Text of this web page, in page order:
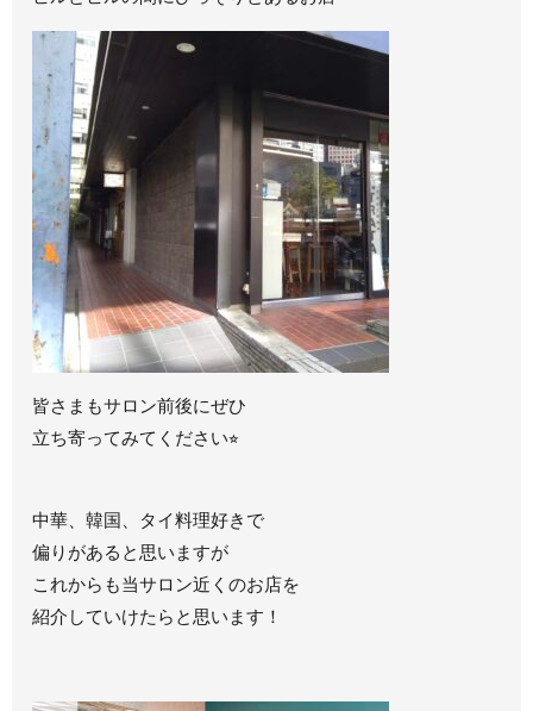
皆さまもサロン前後にぜひ
立ち寄ってみてください⭐︎
中華、韓国、タイ料理好きで
偏りがあると思いますが
これからも当サロン近くのお店を
紹介していけたらと思います！